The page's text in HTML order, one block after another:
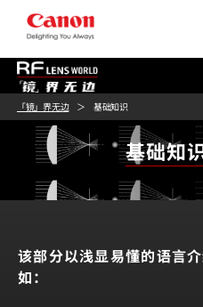
「镜」界无边 基础知识
基础知
该部分以浅显易懂的语言
如：